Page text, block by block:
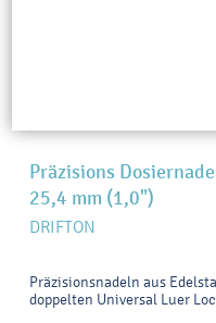
Präzisions
25,4 mm (1,0")
DRIFTON
Präzisionsnadeln aus
doppelten Universal Luer